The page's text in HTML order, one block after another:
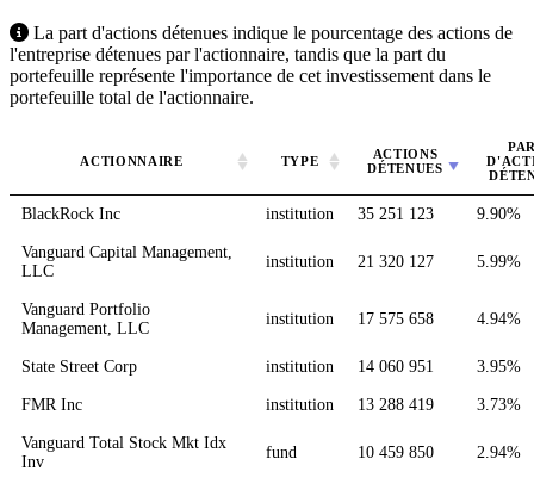
La part d'actions détenues indique le pourcentage des actions de
l'entreprise détenues par l'actionnaire, tandis que la part du
portefeuille représente l'importance de cet investissement dans le
portefeuille total de l'actionnaire.
ACTIONNAIRE TYPE
ACTIONS
DÉTENUES
BlackRock Inc institution 35 251 123 9.90%
Vanguard Capital Management,
LLC
institution 21 320 127 5.99%
Vanguard Portfolio
Management, LLC
institution 17 575 658 4.94%
State Street Corp institution 14 060 951 3.95%
FMR Inc institution 13 288 419 3.73%
Vanguard Total Stock Mkt Idx
Inv
fund 10 459 850 2.94%